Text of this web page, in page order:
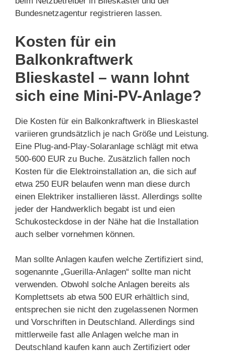
Bundesnetzagentur registrieren lassen.
Kosten für ein
Balkonkraftwerk
Blieskastel – wann lohnt
sich eine Mini-PV-Anlage?
Die Kosten für ein Balkonkraftwerk in Blieskastel
variieren grundsätzlich je nach Größe und Leistung.
Eine Plug-and-Play-Solaranlage schlägt mit etwa
500-600 EUR zu Buche. Zusätzlich fallen noch
Kosten für die Elektroinstallation an, die sich auf
etwa 250 EUR belaufen wenn man diese durch
einen Elektriker installieren lässt. Allerdings sollte
jeder der Handwerklich begabt ist und eien
Schukosteckdose in der Nähe hat die Installation
auch selber vornehmen können.
Man sollte Anlagen kaufen welche Zertifiziert sind,
sogenannte „Guerilla-Anlagen“ sollte man nicht
verwenden. Obwohl solche Anlagen bereits als
Komplettsets ab etwa 500 EUR erhältlich sind,
entsprechen sie nicht den zugelassenen Normen
und Vorschriften in Deutschland. Allerdings sind
mittlerweile fast alle Anlagen welche man in
Deutschland kaufen kann auch Zertifiziert oder